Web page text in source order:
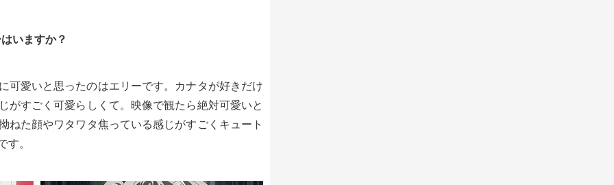
いますか？
可愛いと思ったのはエリーです。カナタが好きだけ
がすごく可愛らしくて。映像で観たら絶対可愛いと
ねた顔やワタワタ焦っている感じがすごくキュート
す。